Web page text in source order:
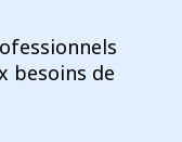
besoins de